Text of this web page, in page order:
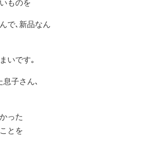
ものを
で､新品なん
いです｡
子さん､
った
とを